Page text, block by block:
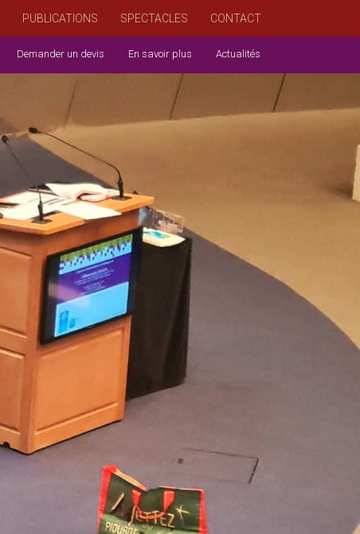
PUBLICATIONS SPECTACLES CONTACT
Demander un devis En savoir plus Actualités